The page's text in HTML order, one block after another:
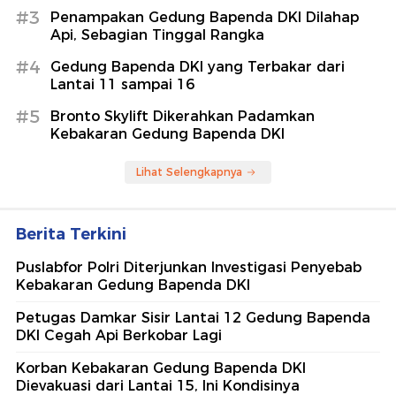
#3
Penampakan Gedung Bapenda DKI Dilahap
Api, Sebagian Tinggal Rangka
#4
Gedung Bapenda DKI yang Terbakar dari
Lantai 11 sampai 16
#5
Bronto Skylift Dikerahkan Padamkan
Kebakaran Gedung Bapenda DKI
Lihat Selengkapnya
Berita Terkini
Puslabfor Polri Diterjunkan Investigasi Penyebab
Kebakaran Gedung Bapenda DKI
Petugas Damkar Sisir Lantai 12 Gedung Bapenda
DKI Cegah Api Berkobar Lagi
Korban Kebakaran Gedung Bapenda DKI
Dievakuasi dari Lantai 15, Ini Kondisinya